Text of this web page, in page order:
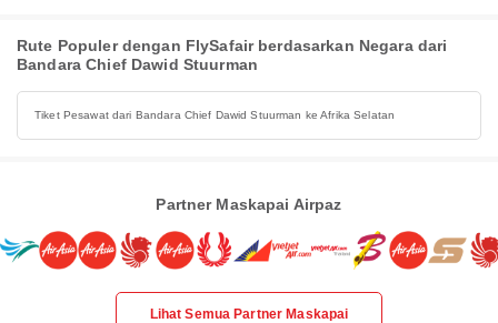
Rute Populer dengan FlySafair berdasarkan Negara dari
Bandara Chief Dawid Stuurman
Tiket Pesawat dari Bandara Chief Dawid Stuurman ke Afrika Selatan
Partner Maskapai Airpaz
Lihat Semua Partner Maskapai